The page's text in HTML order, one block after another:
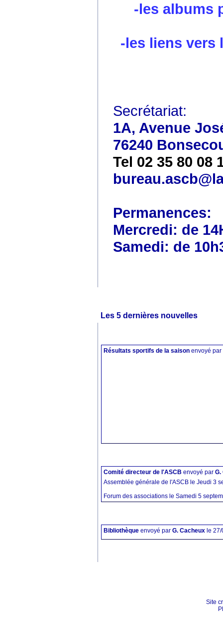
-les albums
-les liens vers
Secrétariat:
1A, Avenue
76240
Tel 02 35 80 08
Permanences:
Mercredi: de
Samedi: de
Les 5 dernières nouvelles
Résultats sportifs de la saison envoyé par
Comité directeur de l'ASCB envoyé par G.
Assemblée générale de l'ASCB le Jeudi 3
Forum des associations le Samedi 5
Bibliothèque envoyé par G. Cacheux le
Site